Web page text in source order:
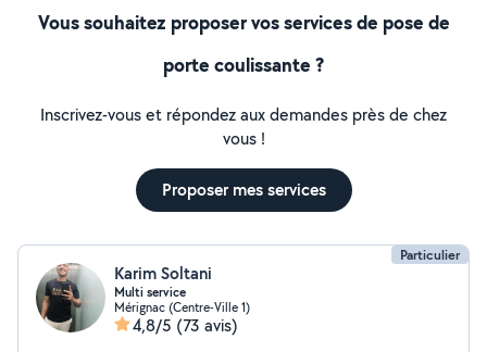
Vous souhaitez proposer vos services de pose de
porte coulissante ?
Inscrivez-vous et répondez aux demandes près de chez
vous !
Proposer mes services
Particulier
Karim Soltani
Multi service
Mérignac (Centre-Ville 1)
4,8/5 (73 avis)